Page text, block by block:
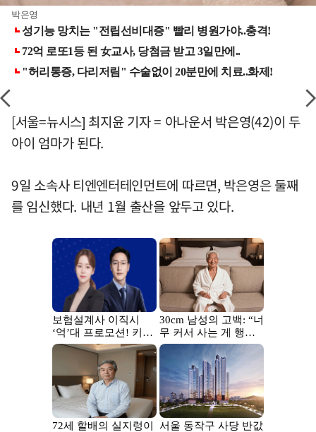
박은영
[서울=뉴시스] 최지윤 기자 = 아나운서 박은영(42)이 두
아이 엄마가 된다.
9일 소속사 티엔엔터테인먼트에 따르면, 박은영은 둘째
를 임신했다. 내년 1월 출산을 앞두고 있다.